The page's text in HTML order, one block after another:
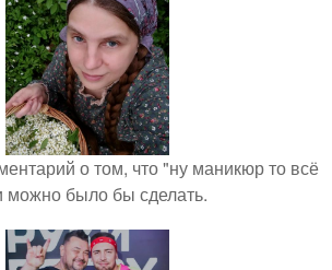
о том, что "ну маникюр то всё
можно было бы сделать.